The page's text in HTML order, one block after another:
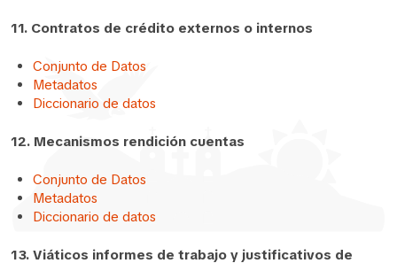
11. Contratos de crédito externos o internos
Conjunto de Datos
Metadatos
Diccionario de datos
12. Mecanismos rendición cuentas
Conjunto de Datos
Metadatos
Diccionario de datos
13. Viáticos informes de trabajo y justificativos de